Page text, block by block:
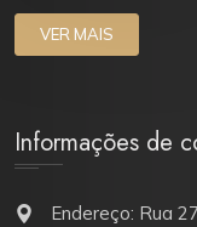
VER MAIS
Informações de
Endereço: Rua